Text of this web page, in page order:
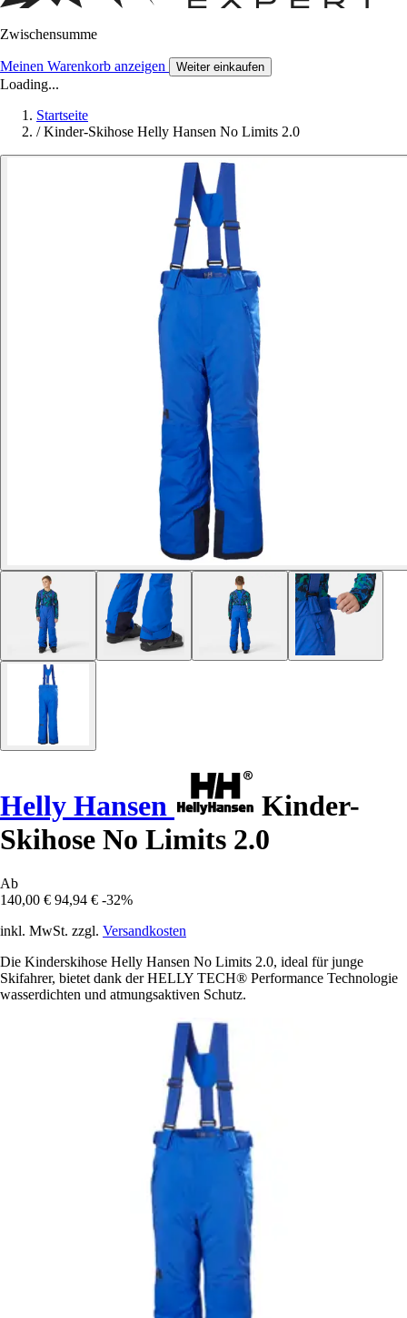
Zwischensumme
Meinen Warenkorb anzeigen Weiter einkaufen
Loading...
Startseite
/ Kinder-Skihose Helly Hansen No Limits 2.0
Helly Hansen
Kinder-
Skihose No Limits 2.0
Ab
140,00 € 94,94 € -32%
inkl. MwSt. zzgl. Versandkosten
Die Kinderskihose Helly Hansen No Limits 2.0, ideal für junge
Skifahrer, bietet dank der HELLY TECH® Performance Technologie
wasserdichten und atmungsaktiven Schutz.